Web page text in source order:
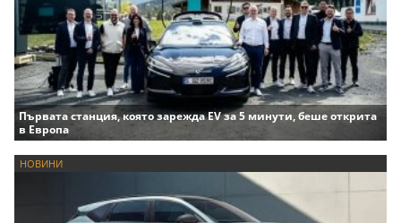
Първата станция, която зарежда EV за 5 минути, беше открита
в Европа
НОВИНИ